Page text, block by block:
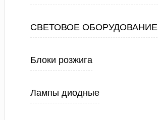
СВЕТОВОЕ ОБОРУДОВАНИЕ
Блоки розжига
Лампы диодные